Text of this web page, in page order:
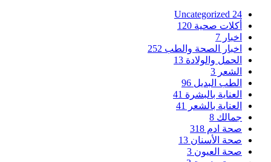
Uncategorized 24
أكلات صحية 120
اخبار 7
اخبار الصحة والطب 252
الحمل والولادة 13
الشعر 3
الطب البديل 96
العناية بالبشرة 41
العناية بالشعر
41
جمالك 8
صحة ادم 318
صحة الأسنان 13
صحة العيون 3